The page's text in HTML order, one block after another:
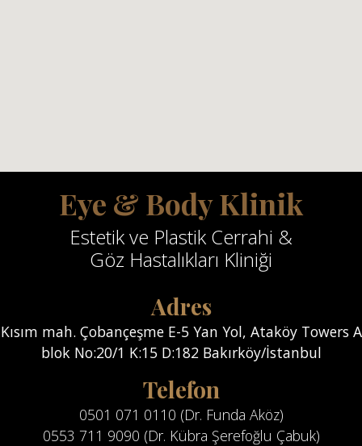
Eye & Body Klinik
Estetik ve Plastik Cerrahi &
Göz Hastalıkları Kliniği
Adres
Kısım mah. Çobançeşme E-5 Yan Yol, Ataköy Towers A
blok No:20/1 K:15 D:182 Bakırköy/İstanbul
Telefon
0501 071 0110 (Dr. Funda Aköz)
0553 711 9090 (Dr. Kübra Şerefoğlu Çabuk)